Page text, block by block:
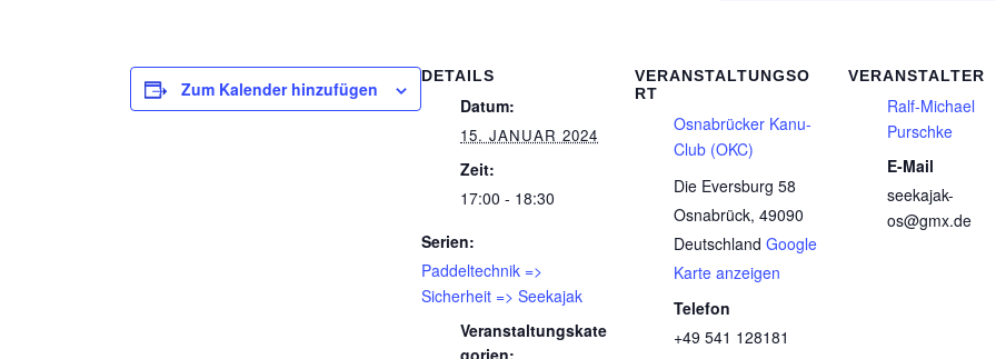
Zum Kalender hinzufügen
DETAILS
Datum:
15. JANUAR 2024
Zeit:
17:00 - 18:30
Serien:
Paddeltechnik =>
Sicherheit => Seekajak
Veranstaltungskate
gorien:
VERANSTALTUNGSO
RT
Osnabrücker Kanu-
Club (OKC)
Die Eversburg 58
Osnabrück, 49090
Deutschland Google
Karte anzeigen
Telefon
+49 541 128181
VERANSTALTER
Ralf-Michael
Purschke
E-Mail
seekajak-
os@gmx.de